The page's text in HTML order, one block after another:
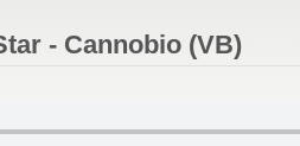
- Cannobio (VB)